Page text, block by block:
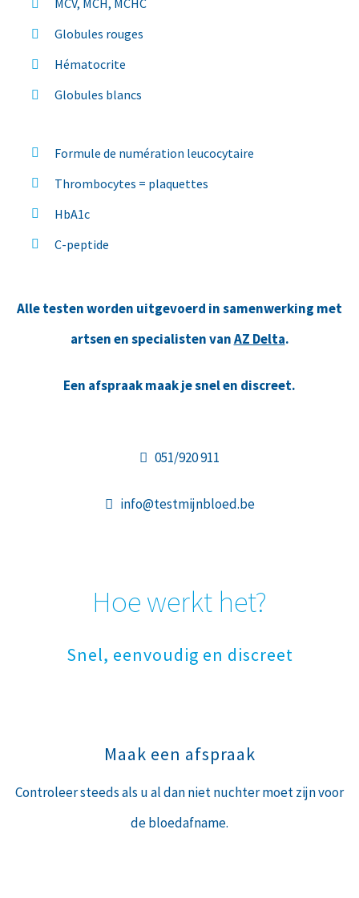
MCV, MCH, MCHC
Globules rouges
Hématocrite
Globules blancs
Formule de numération leucocytaire
Thrombocytes = plaquettes
HbA1c
C-peptide
Alle testen worden uitgevoerd in samenwerking met
artsen en specialisten vanAZ Delta.
Een afspraak maak je snel en discreet.
051/920 911
info@testmijnbloed.be
Hoe werkt het?
Snel, eenvoudig en discreet
Maak een afspraak
Controleer steeds als u al dan niet nuchter moet zijn voor
de bloedafname.